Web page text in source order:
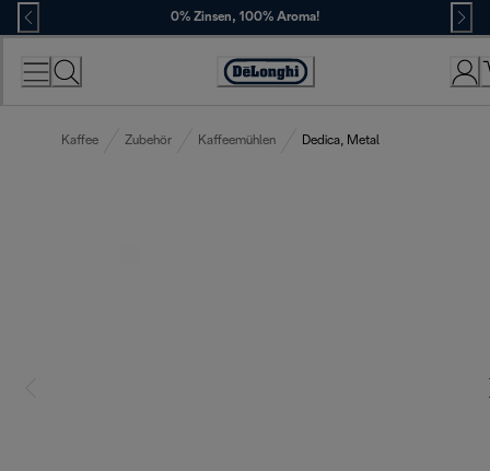
Skip
to
Content
0% Zinsen, 100% Aroma!
Erklärung
Zugänglichkeit
Kaffee Zubehör Kaffeemühlen Dedica, Metal